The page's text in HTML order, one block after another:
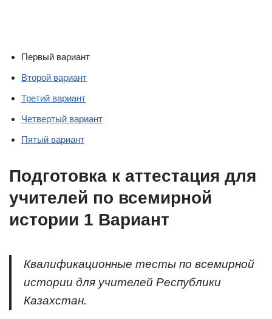
Первый вариант
Второй вариант
Третий вариант
Четвертый вариант
Пятый вариант
Подготовка к аттестация для
учителей по всемирной
истории 1 Вариант
Квалификационные тесты по всемирной
истории для учителей Республики
Казахстан.